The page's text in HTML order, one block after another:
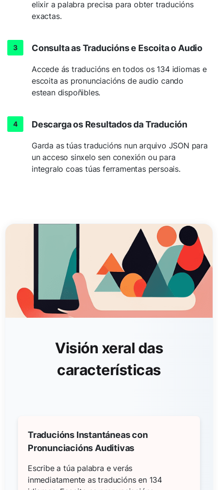
elixir a palabra precisa para obter traducións
exactas.
Consulta as Traducións e Escoita o Audio
Accede ás traducións en todos os 134 idiomas e
escoita as pronunciacións de audio cando
estean dispoñibles.
Descarga os Resultados da Tradución
Garda as túas traducións nun arquivo JSON para
un acceso sinxelo sen conexión ou para
integralo coas túas ferramentas persoais.
Visión xeral das
características
Traducións Instantáneas con
Pronunciacións Auditivas
Escribe a túa palabra e verás
inmediatamente as traducións en 134